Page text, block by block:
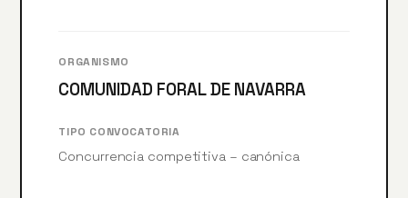
ORGANISMO
COMUNIDAD FORAL DE NAVARRA
TIPO CONVOCATORIA
Concurrencia competitiva – canónica